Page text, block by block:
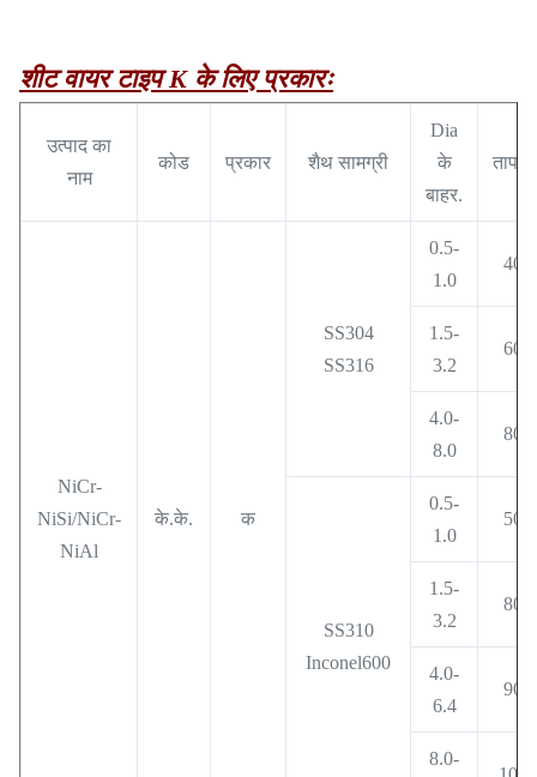
शीट वायर टाइप K के लिए प्रकारः
उत्पाद का
नाम
कोड प्रकार शैथ सामग्री
Dia
के
बाहर.
NiCr-
NiSi/NiCr-
NiAl
के.के. क
SS304
SS316
0.5-
1.0
400
1.5-
3.2
600
4.0-
8.0
800
SS310
Inconel600
0.5-
1.0
500
1.5-
3.2
800
4.0-
6.4
900
8.0-